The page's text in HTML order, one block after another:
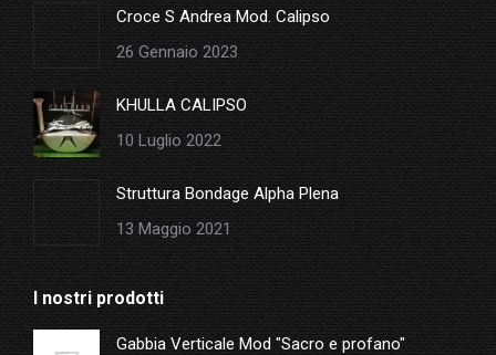
Croce S Andrea Mod. Calipso
26 Gennaio 2023
KHULLA CALIPSO
10 Luglio 2022
Struttura Bondage Alpha Plena
13 Maggio 2021
I nostri prodotti
Gabbia Verticale Mod "Sacro e profano"